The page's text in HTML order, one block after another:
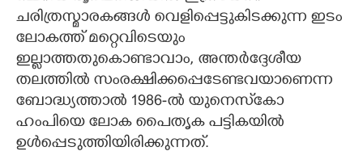
ചരിത്രസ്മാരകങ്ങൾ വെളിപ്പെട്ടുകിടക്കുന്ന ഇടം
ലോകത്ത് മറ്റെവിടെയും
ഇല്ലാത്തതുകൊണ്ടാവാം,​ അന്തർദ്ദേശീയ
തലത്തിൽ സംരക്ഷിക്കപ്പെടേണ്ടവയാണെന്ന
ബോദ്ധ്യത്താൽ 1986-ൽ യുനെസ്‌കോ
ഹംപിയെ ലോക പൈതൃക പട്ടികയിൽ
ഉൾപ്പെടുത്തിയിരിക്കുന്നത്.